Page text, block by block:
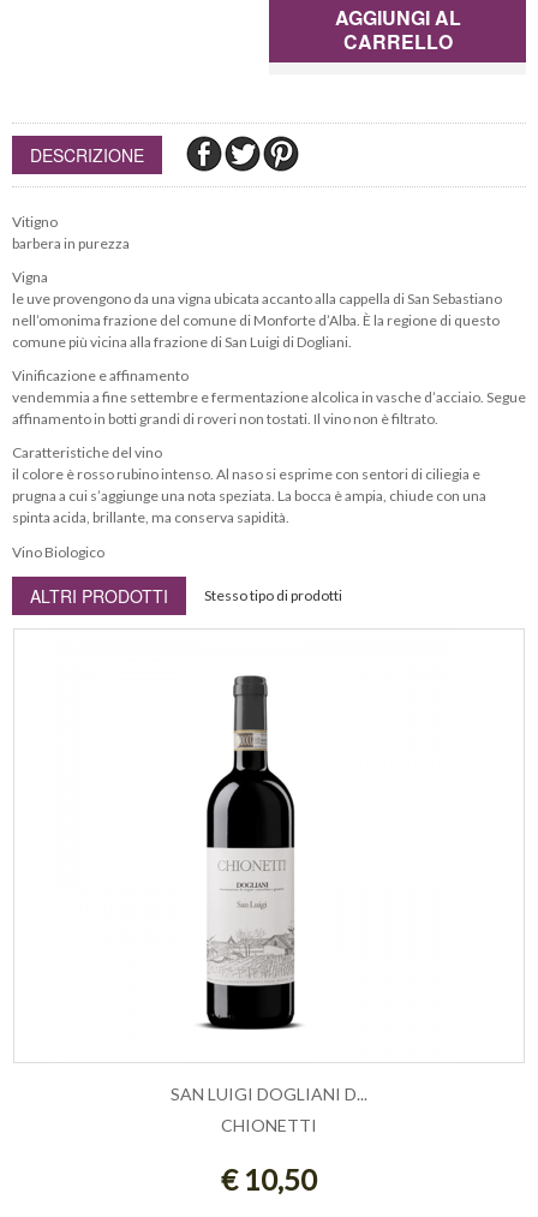
AGGIUNGI AL
CARRELLO
DESCRIZIONE
Vitigno
barbera in purezza
Vigna
le uve provengono da una vigna ubicata accanto alla cappella di San Sebastiano
nell’omonima frazione del comune di Monforte d’Alba. È la regione di questo
comune più vicina alla frazione di San Luigi di Dogliani.
Vinificazione e affinamento
vendemmia a fine settembre e fermentazione alcolica in vasche d’acciaio. Segue
affinamento in botti grandi di roveri non tostati. Il vino non è filtrato.
Caratteristiche del vino
il colore è rosso rubino intenso. Al naso si esprime con sentori di ciliegia e
prugna a cui s’aggiunge una nota speziata. La bocca è ampia, chiude con una
spinta acida, brillante, ma conserva sapidità.
Vino Biologico
ALTRI PRODOTTI Stesso tipo di prodotti
AGGIUNGI AL CARRELLO
SAN LUIGI DOGLIANI D...
CHIONETTI
€ 10,50